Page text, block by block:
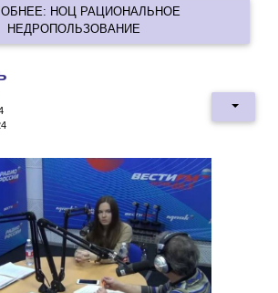
НОЦ РАЦИОНАЛЬНОЕ
НЕДРОПОЛЬЗОВАНИЕ